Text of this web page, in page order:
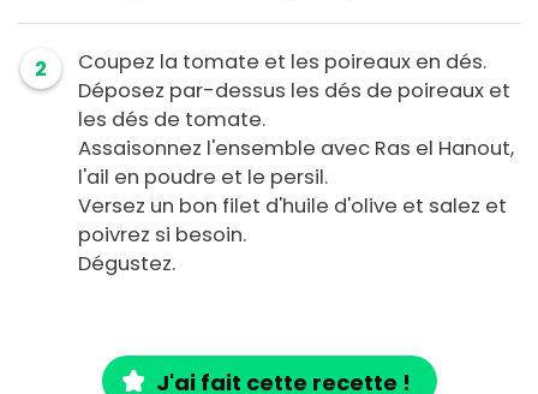
2
Coupez la tomate et les poireaux en dés.
Déposez par-dessus les dés de poireaux et
les dés de tomate.
Assaisonnez l'ensemble avec Ras el Hanout,
l'ail en poudre et le persil.
Versez un bon filet d'huile d'olive et salez et
poivrez si besoin.
Dégustez.
J'ai fait cette recette !